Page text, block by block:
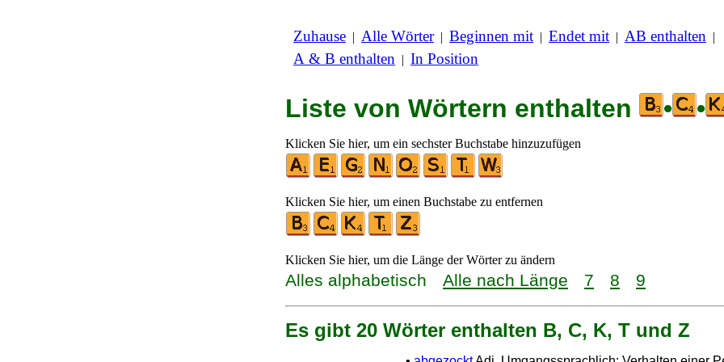
Zuhause | Alle Wörter| Beginnen mit | Endet mit | AB enthalten |
A & B enthalten | In Position
Liste von Wörtern enthalten • •
Klicken Sie hier, um ein sechster Buchstabe hinzuzufügen
Klicken Sie hier, um einen Buchstabe zu entfernen
Klicken Sie hier, um die Länge der Wörter zu ändern
Alles alphabetisch Alle nach Länge 7 8 9
Es gibt 20 Wörter enthalten B, C, K, T und Z